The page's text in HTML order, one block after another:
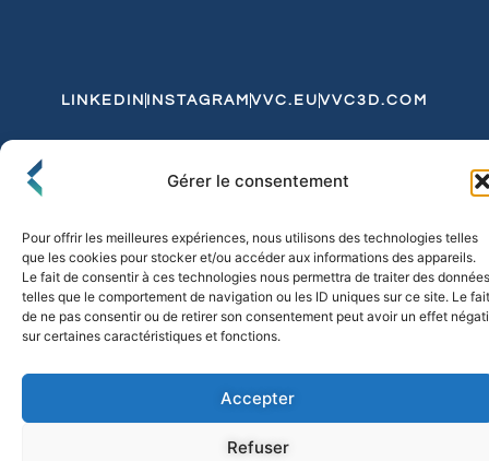
Gérer le consentement
Pour offrir les meilleures expériences, nous utilisons des technologies telles
que les cookies pour stocker et/ou accéder aux informations des appareils.
Le fait de consentir à ces technologies nous permettra de traiter des données
telles que le comportement de navigation ou les ID uniques sur ce site. Le fait
de ne pas consentir ou de retirer son consentement peut avoir un effet
sur certaines caractéristiques et fonctions.
Accepter
Refuser
LINKEDIN INSTAGRAM VVC.EU VVC3D.COM
Politique de Confidentialité et de CookiesExpédition et Livraison
© 2026 FLO & CO. All Rights Reserved